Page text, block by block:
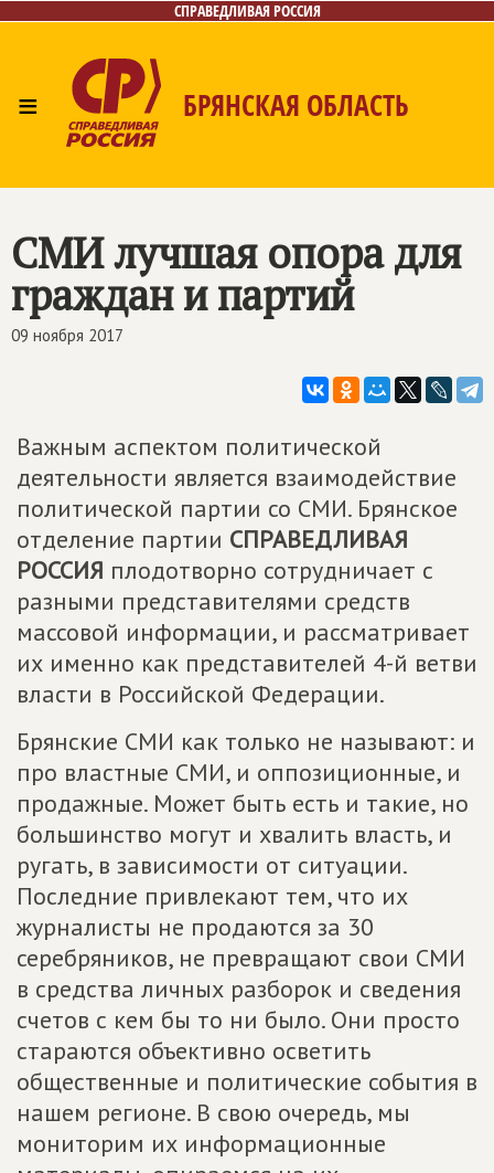
СПРАВЕДЛИВАЯ РОССИЯ
≡ БРЯНСКАЯ ОБЛАСТЬ
СМИ лучшая опора для
граждан и партий
09 ноября 2017
Важным аспектом политической
деятельности является взаимодействие
политической партии со СМИ. Брянское
отделение партии СПРАВЕДЛИВАЯ
РОССИЯ плодотворно сотрудничает с
разными представителями средств
массовой информации, и рассматривает
их именно как представителей 4-й ветви
власти в Российской Федерации.
Брянские СМИ как только не называют: и
про властные СМИ, и оппозиционные, и
продажные. Может быть есть и такие, но
большинство могут и хвалить власть, и
ругать, в зависимости от ситуации.
Последние привлекают тем, что их
журналисты не продаются за 30
серебряников, не превращают свои СМИ
в средства личных разборок и сведения
счетов с кем бы то ни было. Они просто
стараются объективно осветить
общественные и политические события в
нашем регионе. В свою очередь, мы
мониторим их информационные